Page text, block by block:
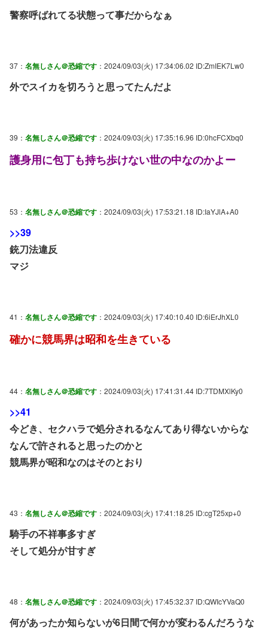
警察呼ばれてる状態って事だからなぁ
37： 名無しさん＠恐縮です ：2024/09/03(火) 17:34:06.02 ID:ZmIEK7Lw0
外でスイカを切ろうと思ってたんだよ
39： 名無しさん＠恐縮です ：2024/09/03(火) 17:35:16.96 ID:0hcFCXbq0
護身用に包丁も持ち歩けない世の中なのかよー
53： 名無しさん＠恐縮です ：2024/09/03(火) 17:53:21.18 ID:IaYJlA+A0
>>39
銃刀法違反
マジ
41： 名無しさん＠恐縮です ：2024/09/03(火) 17:40:10.40 ID:6iErJhXL0
確かに競馬界は昭和を生きている
44： 名無しさん＠恐縮です ：2024/09/03(火) 17:41:31.44 ID:7TDMXlKy0
>>41
今どき、セクハラで処分されるなんてあり得ないからな
なんで許されると思ったのかと
競馬界が昭和なのはそのとおり
43： 名無しさん＠恐縮です ：2024/09/03(火) 17:41:18.25 ID:cgT25xp+0
騎手の不祥事多すぎ
そして処分が甘すぎ
48： 名無しさん＠恐縮です ：2024/09/03(火) 17:45:32.37 ID:QWIcYVaQ0
何があったか知らないが6日間で何かが変わるんだろうな